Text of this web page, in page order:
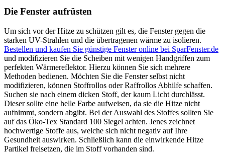
Die Fenster aufrüsten
Um sich vor der Hitze zu schützen gilt es, die Fenster gegen die
starken UV-Strahlen und die übertragenen wärme zu isolieren.
Bestellen und kaufen Sie günstige Fenster online bei SparFenster.de
und modifizieren Sie die Scheiben mit wenigen Handgriffen zum
perfekten Wärmereflektor. Hierzu können Sie sich mehrere
Methoden bedienen. Möchten Sie die Fenster selbst nicht
modifizieren, können Stoffrollos oder Raffrollos Abhilfe schaffen.
Suchen sie nach einem dicken Stoff, der kaum Licht durchlässt.
Dieser sollte eine helle Farbe aufweisen, da sie die Hitze nicht
aufnimmt, sondern abgibt. Bei der Auswahl des Stoffes sollten Sie
auf das Öko-Tex Standard 100 Siegel achten. Jenes zeichnet
hochwertige Stoffe aus, welche sich nicht negativ auf Ihre
Gesundheit auswirken. Schließlich kann die einwirkende Hitze
Partikel freisetzen, die im Stoff vorhanden sind.